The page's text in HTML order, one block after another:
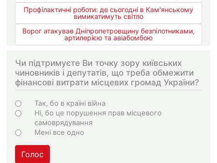
Профілактичні роботи: де сьогодні в Кам'янському
вимикатимуть світло
Ворог атакував Дніпропетровщину безпілотниками,
артилерією та авіабомбою
Чи підтримуєте Ви точку зору київських
чиновників і депутатів, що треба обмежити
фінансові витрати місцевих громад України?
Choices
Так, бо в країні війна
Ні, бо це порушення прав місцевого
самоврядування
Мені все одно
Голос